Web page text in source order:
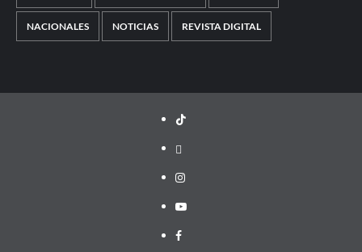
NACIONALES NOTICIAS REVISTA DIGITAL
TikTok
threads
Instagram
Youtube
Facebook